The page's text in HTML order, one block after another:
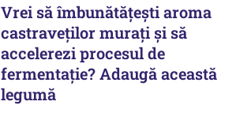
Vrei să îmbunătățești aroma
castraveților murați și să
accelerezi procesul de
fermentație? Adaugă această
legumă